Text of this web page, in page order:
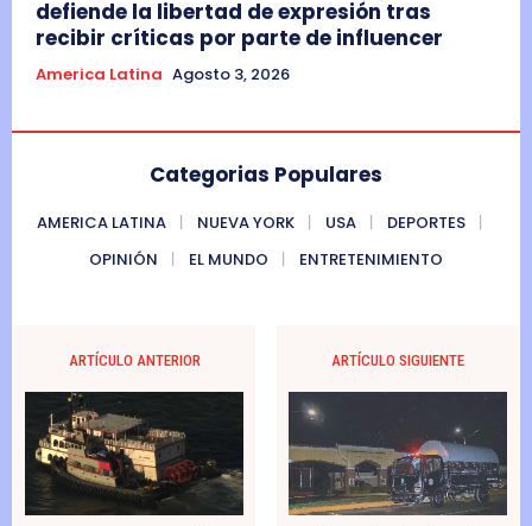
defiende la libertad de expresión tras
recibir críticas por parte de influencer
America Latina Agosto 3, 2026
Categorias Populares
AMERICA LATINA NUEVA YORK USA
DEPORTES
OPINIÓN
EL MUNDO ENTRETENIMIENTO
ARTÍCULO ANTERIOR ARTÍCULO SIGUIENTE